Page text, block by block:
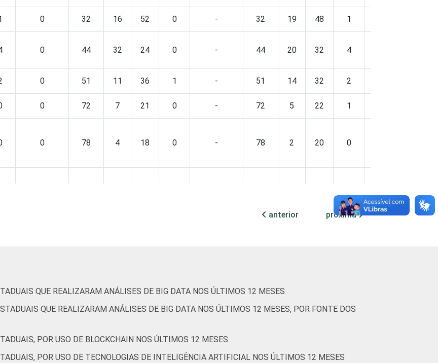
0 32 16 52 0 - 32 19 48 1
0 44 32 24 0 - 44 20 32 4
0 51 11 36 1 - 51 14 32 2
0 72 7 21 0 - 72 5 22 1
0 78 4 18 0 - 78 2 20 0
2 -
setor público brasileiro – TIC Governo Eletrônico 2023.
anterior próxima
QUE REALIZARAM ANÁLISES DE BIG DATA NOS ÚLTIMOS 12 MESES
QUE REALIZARAM ANÁLISES DE BIG DATA NOS ÚLTIMOS 12 MESES, POR FONTE DOS
POR USO DE BLOCKCHAIN NOS ÚLTIMOS 12 MESES
POR USO DE TECNOLOGIAS DE INTELIGÊNCIA ARTIFICIAL NOS ÚLTIMOS 12 MESES